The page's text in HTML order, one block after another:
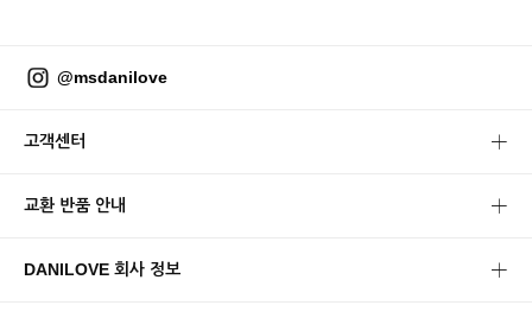
@msdanilove
고객센터
교환 반품 안내
DANILOVE 회사 정보